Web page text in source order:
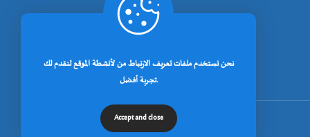
[rano_page_total]
نحن نستخدم ملفات تعريف الارتباط من لأنشطة الموقع لنقدم لك
تجربة أفضل.
Accept and close